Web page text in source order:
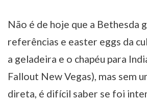
Não é de hoje que a Bethesda
referências e easter eggs da
a geladeira e o chapéu para
Fallout New Vegas), mas sem
direta, é difícil saber se foi